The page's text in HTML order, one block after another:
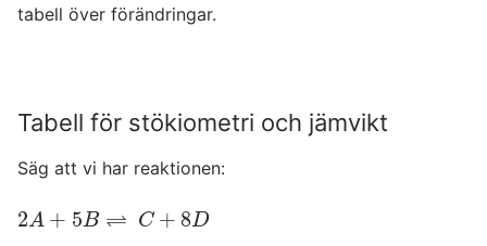
tabell över förändringar.
Tabell för stökiometri och jämvikt
Säg att vi har reaktionen:
2A + 5B ⇌ C + 8D
2A+5B⇌C +8D